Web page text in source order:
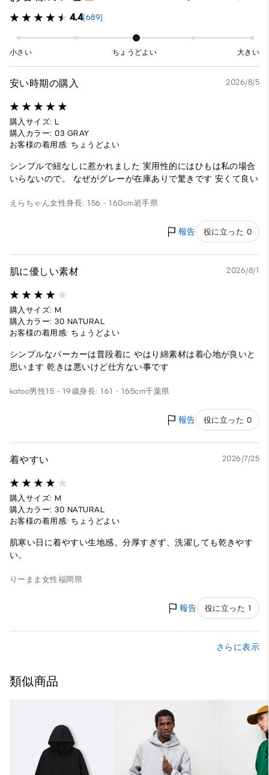
4.4(689)
小さい ちょうどよい 大きい
安い時期の購入 2026/8/5
購入サイズ: L
購入カラー: 03 GRAY
お客様の着用感: ちょうどよい
シンプルで紐なしに惹かれました 実用性的にはひもは私の場合
いらないので。 なぜがグレーが在庫ありで驚きです 安くて良い
えらちゃん女性身長: 156 - 160cm岩手県
報告 役に立った 0
肌に優しい素材 2026/8/1
購入サイズ: M
購入カラー: 30 NATURAL
お客様の着用感: ちょうどよい
シンプルなパーカーは普段着に やはり綿素材は着心地が良いと
思います 乾きは悪いけど仕方ない事です
katoo男性15 - 19歳身長: 161 - 165cm千葉県
報告 役に立った 0
着やすい 2026/7/25
購入サイズ: M
購入カラー: 30 NATURAL
お客様の着用感: ちょうどよい
肌寒い日に着やすい生地感。分厚すぎず、洗濯しても乾きやす
い。
りーまま 女性福岡県
報告 役に立った 1
さらに表示
類似商品